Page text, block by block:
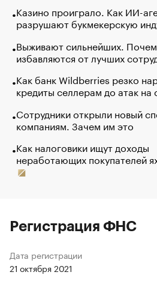
Казино проиграло. Как ИИ-
разрушают букмекерскую
Выживают сильнейших.
избавляются от лучших
Как банк Wildberries резко
кредиты селлерам до атак на
Сотрудники открыли новый
компаниям. Зачем им это
Как налоговики ищут доходы
неработающих покупателей
Регистрация ФНС
Дата регистрации
21 октября 2021